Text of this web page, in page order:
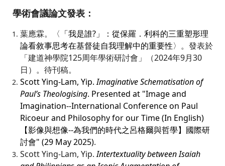
學術會議論文發表：
葉應霖。〈 「我是誰?」：從保羅．利科的三重塑形理
論看敘事思考在基督徒⾃我理解中的重要性〉。發表於
「建道神學院125周年學術研討會」（2024年9月30
日）。待刊稿。
Scott Ying-Lam, Yip.Imaginative Schematisation of
Paul’s Theologising. Presented at "Image and
Imagination--International Conference on Paul
Ricoeur and Philosophy for our Time (In English)
【影像與想像--為我們的時代之呂格爾與哲學】國際研
討會" (29 May 2025).
Scott Ying-Lam, Yip.Intertextuality between Isaiah